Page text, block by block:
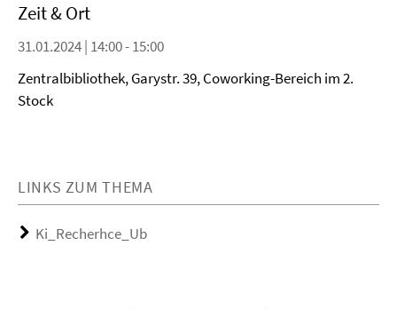
Zeit & Ort
31.01.2024 | 14:00 - 15:00
Zentralbibliothek, Garystr. 39, Coworking-Bereich im 2.
Stock
LINKS ZUM THEMA
Ki_Recherhce_Ub